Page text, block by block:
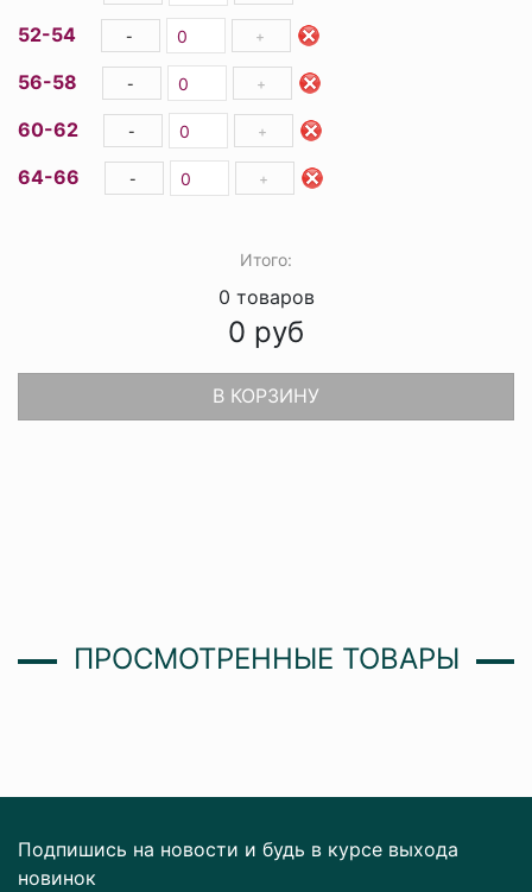
52-54 - +
56-58 - +
60-62 - +
64-66 - +
Итого:
0 товаров
0 руб
В КОРЗИНУ
ПРОСМОТРЕННЫЕ ТОВАРЫ
Подпишись на новости и будь в курсе выхода
новинок